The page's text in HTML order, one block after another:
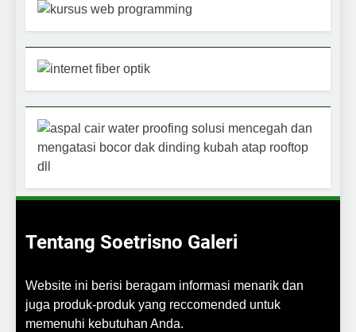
Tentang Soetrisno Galeri
Website ini berisi beragam informasi menarik dan
juga produk-produk yang reccomended untuk
memenuhi kebutuhan Anda.